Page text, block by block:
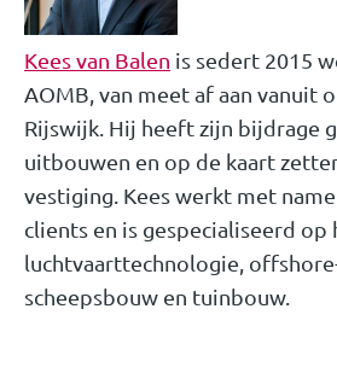
Kees van Balen is sedert 2015
AOMB, van meet af aan vanuit
Rijswijk. Hij heeft zijn bijdrage
uitbouwen en op de kaart
vestiging. Kees werkt met
clients en is gespecialiseerd op
luchtvaarttechnologie,
scheepsbouw en tuinbouw.